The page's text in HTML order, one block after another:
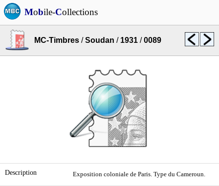
Mobile-Collections
MC-Timbres /Soudan / 1931 /0089
Description Exposition coloniale de Paris. Type du Cameroun.